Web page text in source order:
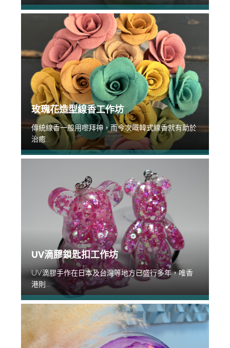
玫瑰花造型線香工作坊
傳統線香一般用嚟拜神，而今次嘅韓式線香就有助於
治癒...
UV滴膠鎖匙扣工作坊
UV滴膠手作在日本及台灣等地方已盛行多年，唯香
港則...